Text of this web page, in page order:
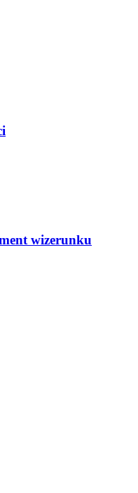
wizerunku